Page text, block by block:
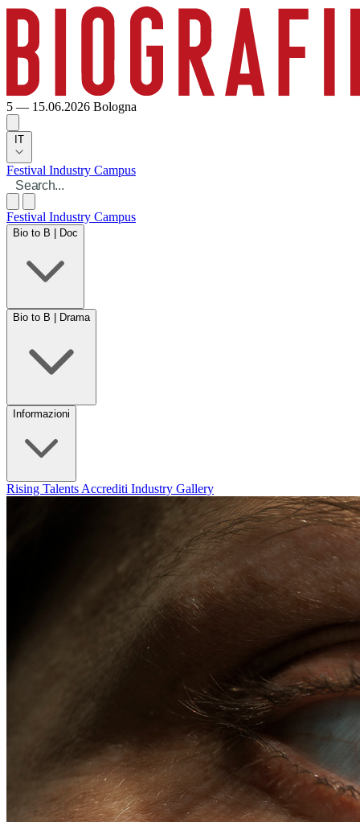
5 — 15.06.2026 Bologna
IT
Festival Industry Campus
Festival Industry Campus
Bio to B | Doc
Bio to B | Drama
Informazioni
Rising Talents Accrediti Industry Gallery